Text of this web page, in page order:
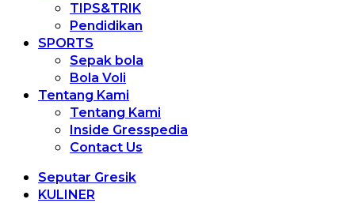
TIPS&TRIK
Pendidikan
SPORTS
Sepak bola
Bola Voli
Tentang Kami
Tentang Kami
Inside Gresspedia
Contact Us
Seputar Gresik
KULINER